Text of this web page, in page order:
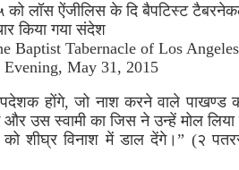
को लॉस ऐंजीलिस के दि बैपटिस्ट
किया गया संदेश
Baptist Tabernacle of Los Angeles
Evening, May 31, 2015
होंगे, जो नाश करने वाले पाखण्ड
उस स्वामी का जिस ने उन्हें मोल लिया
शीघ्र विनाश में डाल देंगे।” (२